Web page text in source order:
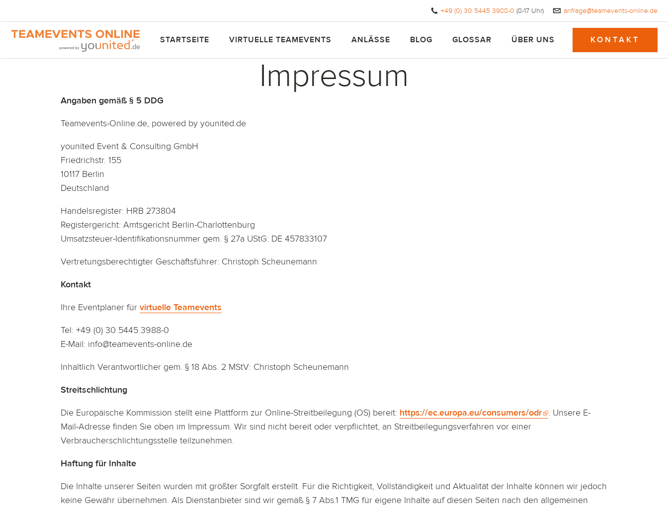
+49 (0) 30 5445 3988-0 ​ (8-17 Uhr) anfrage@teamevents-online.de
STARTSEITE VIRTUELLE TEAMEVENTS ANLÄSSE BLOG GLOSSAR ÜBER UNS KONTAKT
Impressum
Angaben gemäß § 5 DDG
Teamevents-Online.de, powered by younited.de
younited Event & Consulting GmbH
Friedrichstr. 155
10117 Berlin
Deutschland
Handelsregister: HRB 273804
Registergericht: Amtsgericht Berlin-Charlottenburg
Umsatzsteuer-Identifikationsnummer gem. § 27a UStG: DE 457833107
Vertretungsberechtigter Geschäftsführer: Christoph Scheunemann
Kontakt
Ihre Eventplaner für virtuelle Teamevents
Tel: +49 (0) 30 5445 3988-0
E-Mail: info@teamevents-online.de
Inhaltlich Verantwortlicher gem. § 18 Abs. 2 MStV: Christoph Scheunemann
Streitschlichtung
Die Europäische Kommission stellt eine Plattform zur Online-Streitbeilegung (OS) bereit: https://ec.europa.eu/consumers/odr
. Unsere E-
Mail-Adresse finden Sie oben im Impressum. Wir sind nicht bereit oder verpflichtet, an Streitbeilegungsverfahren vor einer
Verbraucherschlichtungsstelle teilzunehmen.
Haftung für Inhalte
Die Inhalte unserer Seiten wurden mit größter Sorgfalt erstellt. Für die Richtigkeit, Vollständigkeit und Aktualität der Inhalte können wir jedoch
keine Gewähr übernehmen. Als Dienstanbieter sind wir gemäß § 7 Abs.1 TMG für eigene Inhalte auf diesen Seiten nach den allgemeinen